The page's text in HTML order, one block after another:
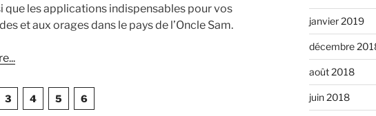
que les applications indispensables pour vos
et aux orages dans le pays de l’Oncle Sam.
de
sur
les
...
3 4 5 6
janvier 2019
décembre
août 2018
juin 2018